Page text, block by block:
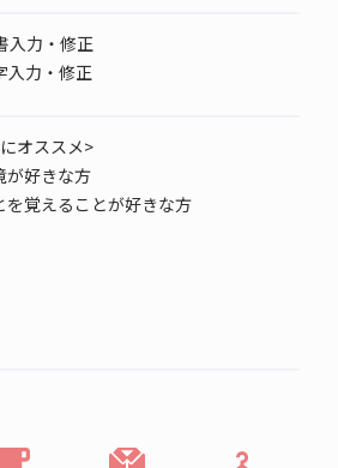
入力・修正
入力・修正
オススメ>
が好きな方
を覚えることが好きな方